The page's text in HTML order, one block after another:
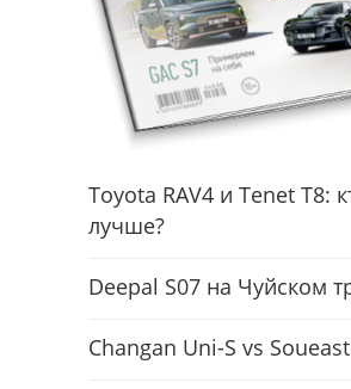
Toyota RAV4 и Tenet T8:
лучше?
Deepal S07 на Чуйском
Changan Uni-S vs